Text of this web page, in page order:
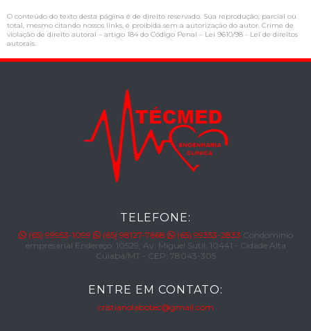
O conteúdo do texto desta página é de direito reservado. Sua reprodução, parcial ou
total, mesmo citando nossos links, é proibida sem a autorização do autor. Crime de
violação de direito autoral – artigo 184 do Código Penal – Lei 9610/98 - Lei de direitos
autorais.
TELEFONE:
(65) 99953-1099 (65) 98127-7668 (65) 99353-2833 Condomínio
empresarial Endereço: 10529, Av. Miguel Sutil, 10441 - Cidade Alta
Cuiabá/MT - CEP: 78043-305
ENTRE EM CONTATO:
cristianolabotec@gmail.com